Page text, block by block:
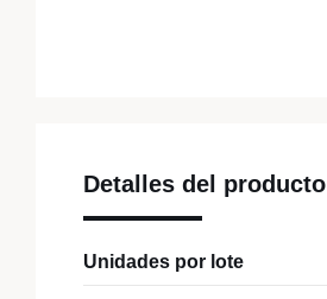
Detalles del producto
Unidades por lote